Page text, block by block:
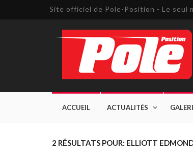
Site officiel de Pole-Position - Le seul
ACCUEIL ACTUALITÉS
2 RÉSULTATS POUR: ELLIOTT